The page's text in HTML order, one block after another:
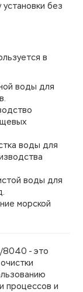
без
в
воды для
воды для
воды для
морской
8040 - это
процессов и